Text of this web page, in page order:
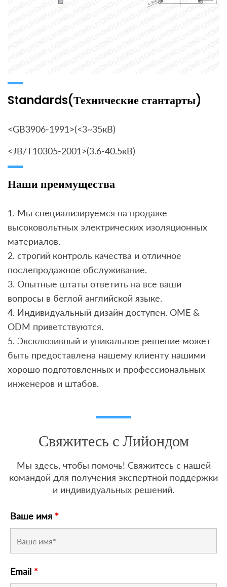
Standards(Технические стантарты)
<GB3906-1991>(<3~35кВ)
<JB/T10305-2001>(3.6-40.5кВ)
Наши преимущества
1. Мы специализируемся на продаже
высоковольтных электрических изоляционных
материалов.
2. строгий контроль качества и отличное
послепродажное обслуживание.
3. Опытные штаты ответить на все ваши
вопросы в беглой английской языке.
4. Индивидуальный дизайн доступен. OME &
ODM приветствуются.
5. Эксклюзивный и уникальное решение может
быть предоставлена ​​нашему клиенту нашими
хорошо подготовленных и профессиональных
инженеров и штабов.
Свяжитесь с Лийондом
Мы здесь, чтобы помочь! Свяжитесь с нашей
командой для получения экспертной поддержки
и индивидуальных решений.
Ваше имя *
Email *